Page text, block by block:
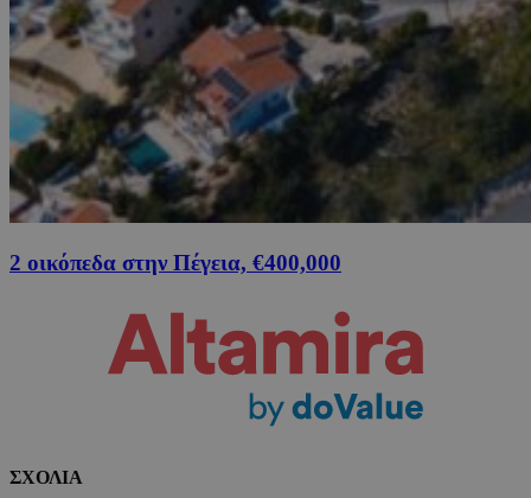
2 οικόπεδα στην Πέγεια, €400,000
ΣΧΟΛΙΑ